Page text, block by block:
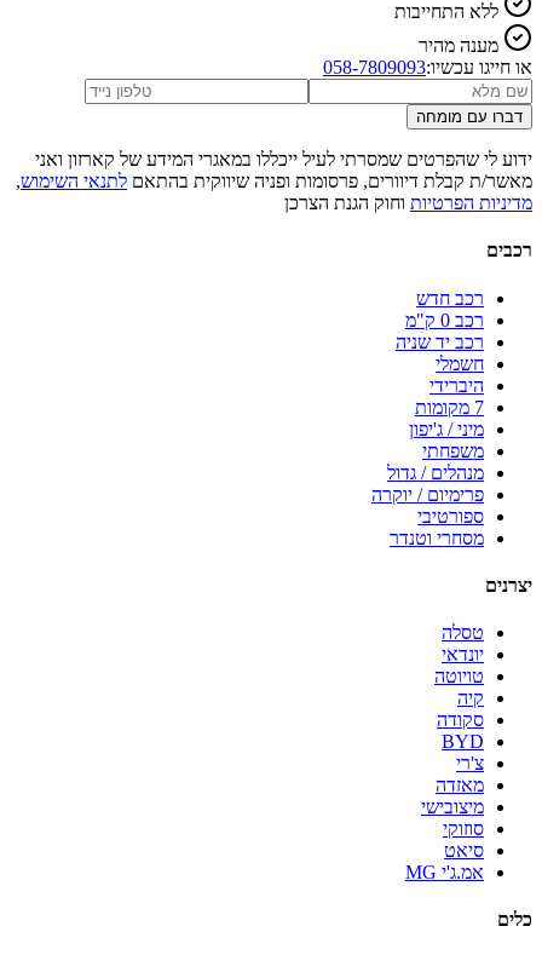
ללא התחייבות
מענה מהיר
או חייגו עכשיו:058-7809093
דברו עם מומחה
ידוע לי שהפרטים שמסרתי לעיל ייכללו במאגרי המידע של קארזון ואני
מאשר/ת קבלת דיוורים, פרסומות ופניה שיווקית בהתאם לתנאי השימוש,
מדיניות הפרטיות וחוק הגנת הצרכן
רכבים
רכב חדש
רכב 0 ק"מ
רכב יד שניה
חשמלי
היברידי
7 מקומות
מיני / ג'יפון
משפחתי
מנהלים / גדול
פרימיום / יוקרה
ספורטיבי
מסחרי וטנדר
יצרנים
טסלה
יונדאי
טויוטה
קיה
סקודה
BYD
צ'רי
מאזדה
מיצובישי
סוזוקי
סיאט
אמ.ג'י MG
כלים